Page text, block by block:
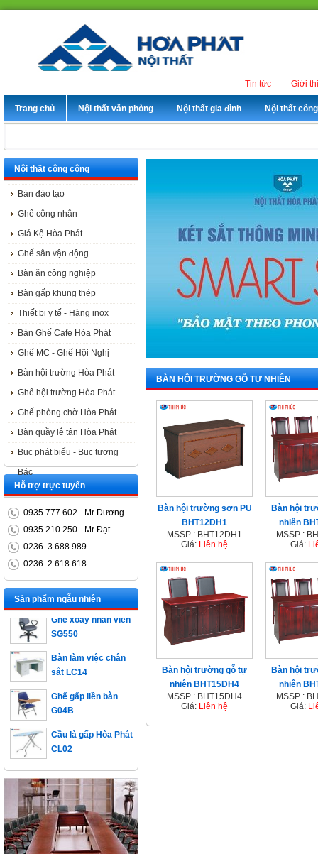
Giới
Tin tức
Trang chủ Nội thất văn phòng Nội thất gia đình Nội thất
BÀN HỘI TRƯỜNG GỖ TỰ NHIÊN
Bàn hội trường sơn PU
BHT12DH1
MSSP : BHT12DH1
Giá: Liên hệ
Bàn hội
nhiên
MSSP :
Giá:
Bàn hội trường gỗ tự
nhiên BHT15DH4
MSSP : BHT15DH4
Giá: Liên hệ
Bàn hội
nhiên
MSSP :
Giá:
Nội thất công cộng
Bàn đào tạo
Ghế công nhân
Giá Kệ Hòa Phát
Ghế sân vận động
Bàn ăn công nghiệp
Bàn gấp khung thép
Thiết bị y tế - Hàng inox
Bàn Ghế Cafe Hòa Phát
Ghế MC - Ghế Hội Nghị
Bàn hội trường Hòa Phát
Ghế hội trường Hòa Phát
Ghế phòng chờ Hòa Phát
Bàn quầy lễ tân Hòa Phát
Bục phát biểu - Bục tượng
Bác
Hỗ trợ trực tuyến
0935 777 602 - Mr Dương
0935 210 250 - Mr Đạt
0236. 3 688 989
0236. 2 618 618
Sản phẩm ngẫu nhiên
ET1400D
Ghế xoay nhân viên
SG550
sắt LC14
G04B
CL02